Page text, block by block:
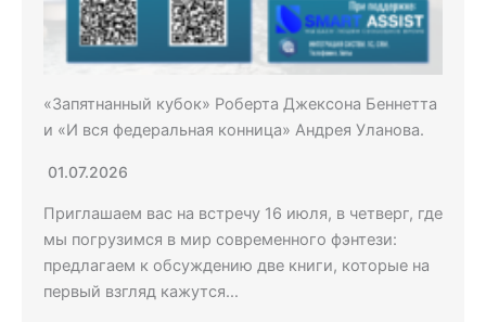
«Запятнанный кубок» Роберта Джексона Беннетта
и «И вся федеральная конница» Андрея Уланова.
01.07.2026
Приглашаем вас на встречу 16 июля, в четверг, где
мы погрузимся в мир современного фэнтези:
предлагаем к обсуждению две книги, которые на
первый взгляд кажутся…